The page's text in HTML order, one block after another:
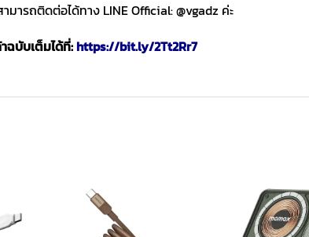
รถติดต่อได้ทาง LINE Official: @vgadz ค่ะ
ฉบับเต็มได้ที่:https://bit.ly/2Tt2Rr7